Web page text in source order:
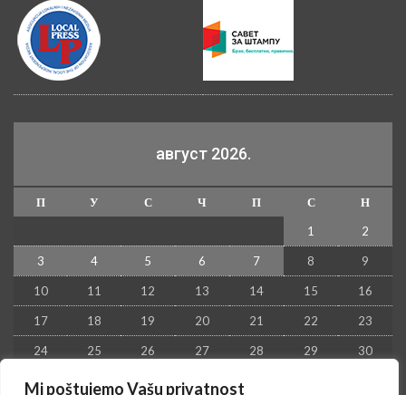
Mi poštujemo Vašu privatnost
август 2026.
П У С Ч П С
Н
1
2
3 4 5 6 7 8 9
10 11 12 13 14 15 16
17 18 19 20 21 22 23
24 25 26 27 28 29 30
31